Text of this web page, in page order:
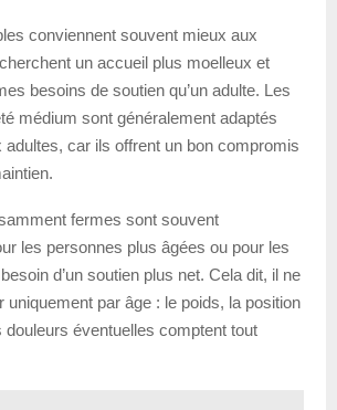
conviennent souvent mieux aux
un accueil plus moelleux et
besoins de soutien qu’un adulte. Les
médium sont généralement adaptés
adultes, car ils offrent un bon compromis
fermes sont souvent
les personnes plus âgées ou pour les
d’un soutien plus net. Cela dit, il ne
uniquement par âge : le poids, la position
éventuelles comptent tout